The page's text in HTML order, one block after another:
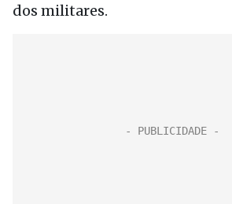
dos militares.